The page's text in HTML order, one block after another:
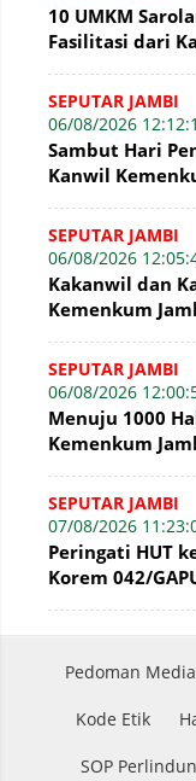
10 UMKM
Fasilitasi dari
SEPUTAR JAMBI
06/08/2026
Sambut Hari
Kanwil
Gratis
SEPUTAR JAMBI
06/08/2026
Kakanwil dan
Kemenkum
Secara Admin
SEPUTAR JAMBI
06/08/2026
Menuju 1000
Kemenkum
SEPUTAR JAMBI
07/08/2026
Peringati HUT
Korem 042/
Pedoman
Kode Etik
SOP